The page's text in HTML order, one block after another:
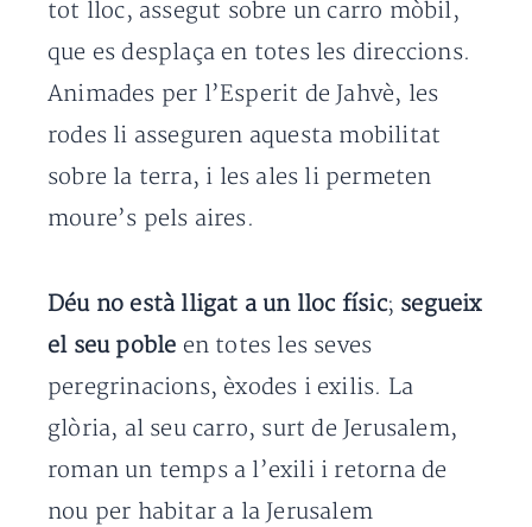
tot lloc, assegut sobre un carro mòbil,
que es desplaça en totes les direccions.
Animades per l’Esperit de Jahvè, les
rodes li asseguren aquesta mobilitat
sobre la terra, i les ales li permeten
moure’s pels aires.
Déu no està lligat a un lloc físic; segueix
el seu poble en totes les seves
peregrinacions, èxodes i exilis. La
glòria, al seu carro, surt de Jerusalem,
roman un temps a l’exili i retorna de
nou per habitar a la Jerusalem